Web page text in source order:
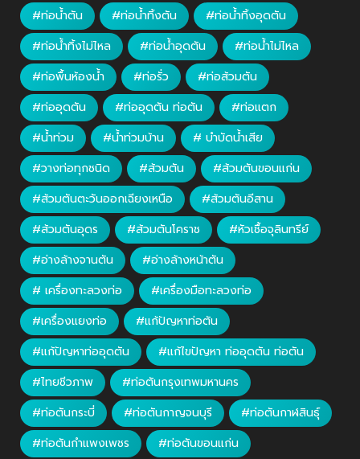
#ท่อน้ำตัน #ท่อน้ำทิ้งตัน
#ท่อน้ำทิ้งอุดตัน
#ท่อน้ำทิ้งไม่ไหล
#ท่อน้ำอุดตัน
#ท่อน้ำไม่ไหล
#ท่อพื้นห้องน้ำ
#ท่อรั่ว
#ท่อส้วมตัน
#ท่ออุดตัน
#ท่ออุดตัน ท่อตัน
#ท่อแตก
#น้ำท่วม
#น้ำท่วมบ้าน
# บำบัดน้ำเสีย
#วางท่อทุกชนิด
#ส้วมตัน
#ส้วมตันขอนแก่น
#ส้วมตันตะวันออกเฉียงเหนือ
#ส้วมตันอีสาน
#ส้วมตันอุดร
#ส้วมตันโคราช
#หัวเชื้อจุลินทรีย์
#อ่างล้างจานตัน
#อ่างล้างหน้าตัน
# เครื่องทะลวงท่อ
#เครื่องมือทะลวงท่อ
#เครื่องแยงท่อ
#แก้ปัญหาท่อตัน
#แก้ปัญหาท่ออุดตัน
#แก้ไขปัญหา ท่ออุดตัน ท่อตัน
#ไทยชีวภาพ
#ท่อตันกรุงเทพมหานคร
#ท่อตันกระบี่
#ท่อตันกาญจนบุรี
#ท่อตันกาฬสินธุ์
#ท่อตันกำแพงเพชร
#ท่อตันขอนแก่น